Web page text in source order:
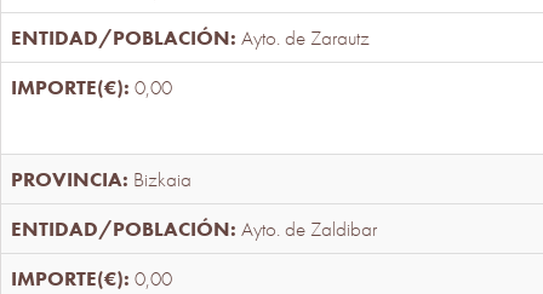
Ayto. de Zarautz
0,00
Bizkaia
Ayto. de Zaldibar
0,00